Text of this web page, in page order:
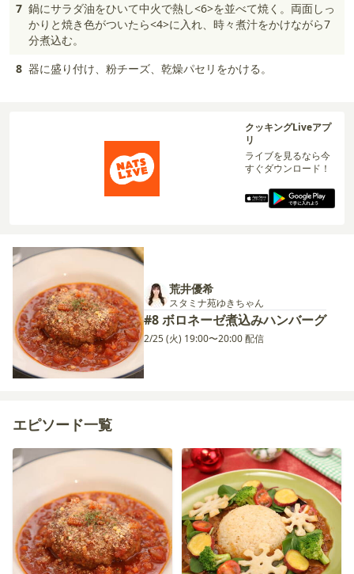
7 鍋にサラダ油をひいて中火で熱し<6>を並べて焼く。両面しっ
かりと焼き色がついたら<4>に入れ、時々煮汁をかけながら7
分煮込む。
8 器に盛り付け、粉チーズ、乾燥パセリをかける。
クッキングLiveアプ
リ
ライブを見るなら今
すぐダウンロード！
荒井優希
スタミナ苑ゆきちゃん
#8 ボロネーゼ煮込みハンバーグ
2/25 (火) 19:00〜20:00 配信
エピソード一覧